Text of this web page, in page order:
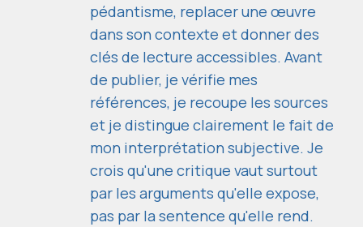
pédantisme, replacer une œuvre
dans son contexte et donner des
clés de lecture accessibles. Avant
de publier, je vérifie mes
références, je recoupe les sources
et je distingue clairement le fait de
mon interprétation subjective. Je
crois qu'une critique vaut surtout
par les arguments qu'elle expose,
pas par la sentence qu'elle rend.